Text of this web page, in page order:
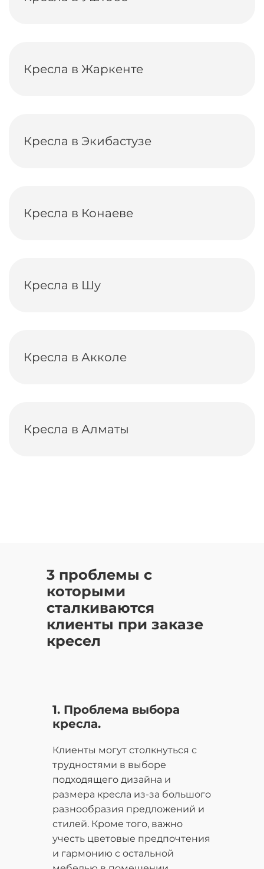
Кресла в Жаркенте
Кресла в Экибастузе
Кресла в Конаеве
Кресла в Шу
Кресла в Акколе
Кресла в Алматы
3 проблемы с
которыми
сталкиваются
клиенты при заказе
кресел
1. Проблема выбора
кресла.
Клиенты могут столкнуться с
трудностями в выборе
подходящего дизайна и
размера кресла из-за большого
разнообразия предложений и
стилей. Кроме того, важно
учесть цветовые предпочтения
и гармонию с остальной